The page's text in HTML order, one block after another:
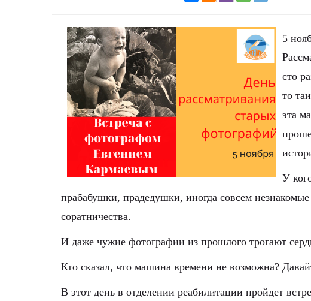
5
сто
то
эта
У
прабабушки, прадедушки, иногда совсем
соратничества.
И даже чужие фотографии из прошлого трогают
Кто сказал, что машина времени не возможна?
В этот день в отделении реабилитации пройдет